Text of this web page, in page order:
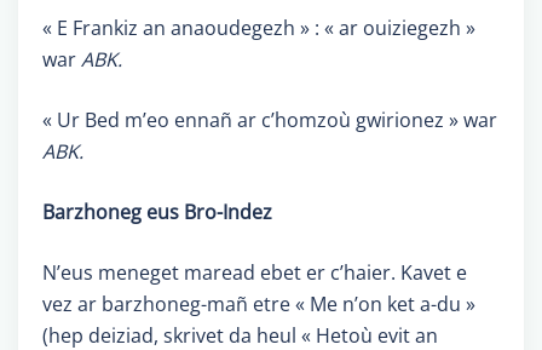
« E Frankiz an anaoudegezh » : « ar ouiziegezh »
warABK.
« Ur Bed m’eo ennañ ar c’homzoù gwirionez » war
ABK.
Barzhoneg eus Bro-Indez
N’eus meneget maread ebet er c’haier. Kavet e
vez ar barzhoneg-mañ etre « Me n’on ket a-du »
(hep deiziad, skrivet da heul « Hetoù evit an